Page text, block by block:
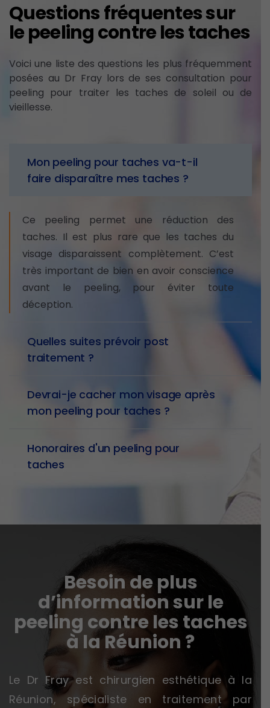
Questions fréquentes sur
le peeling contre les taches
Voici une liste des questions les plus fréquemment
posées au Dr Fray lors de ses consultation pour
peeling pour traiter les taches de soleil ou de
vieillesse.
Mon peeling pour taches va-t-il
faire disparaître mes taches ?
Ce peeling permet une réduction des
taches. Il est plus rare que les taches du
visage disparaissent complètement. C’est
très important de bien en avoir conscience
avant le peeling, pour éviter toute
déception.
Quelles suites prévoir post
traitement ?
Devrai-je cacher mon visage après
mon peeling pour taches ?
Honoraires d'un peeling pour
taches
Besoin de plus
d’information sur le
peeling contre les taches
à la Réunion ?
Le Dr Fray est chirurgien esthétique à la
Réunion, spécialiste en traitement par